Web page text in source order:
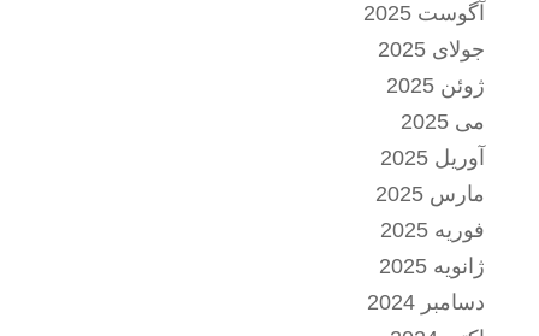
آگوست 2025
جولای 2025
ژوئن 2025
می 2025
آوریل 2025
مارس 2025
فوریه 2025
ژانویه 2025
دسامبر 2024